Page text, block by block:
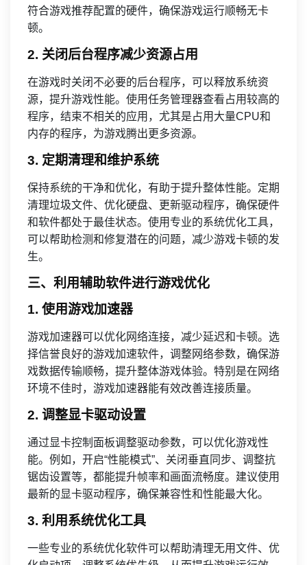
符合游戏推荐配置的硬件，确保游戏运行顺畅无卡
顿。
2. 关闭后台程序减少资源占用
在游戏时关闭不必要的后台程序，可以释放系统资
源，提升游戏性能。使用任务管理器查看占用较高的
程序，结束不相关的应用，尤其是占用大量CPU和
内存的程序，为游戏腾出更多资源。
3. 定期清理和维护系统
保持系统的干净和优化，有助于提升整体性能。定期
清理垃圾文件、优化硬盘、更新驱动程序，确保硬件
和软件都处于最佳状态。使用专业的系统优化工具，
可以帮助检测和修复潜在的问题，减少游戏卡顿的发
生。
三、利用辅助软件进行游戏优化
1. 使用游戏加速器
游戏加速器可以优化网络连接，减少延迟和卡顿。选
择信誉良好的游戏加速软件，调整网络参数，确保游
戏数据传输顺畅，提升整体游戏体验。特别是在网络
环境不佳时，游戏加速器能有效改善连接质量。
2. 调整显卡驱动设置
通过显卡控制面板调整驱动参数，可以优化游戏性
能。例如，开启“性能模式”、关闭垂直同步、调整抗
锯齿设置等，都能提升帧率和画面流畅度。建议使用
最新的显卡驱动程序，确保兼容性和性能最大化。
3. 利用系统优化工具
一些专业的系统优化软件可以帮助清理无用文件、优